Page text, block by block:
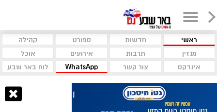
ראשי חדשות ספורט
קהילה
מגזין
תרבות אירועים
אוכל
אינדקס
צור קשר WhatsApp לוח באר שבע